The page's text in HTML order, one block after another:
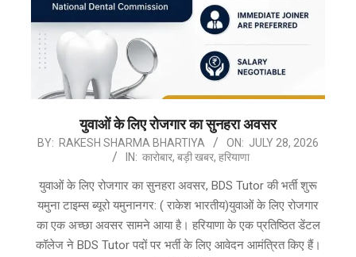
युवाओं के लिए रोजगार का सुनहरा अवसर
2026-
28
BY: RAKESH SHARMA BHARTIYA ON: JULY 28, 2026
IN: कारोबार, बड़ी खबर, हरियाणा
युवाओं के लिए रोजगार का सुनहरा अवसर, BDS Tutor की भर्ती शुरू
यमुना टाइम्स ब्यूरो यमुनानगर: ( राकेश भारतीय)युवाओं के लिए रोजगार
का एक अच्छा अवसर सामने आया है। हरियाणा के एक प्रतिष्ठित डेंटल
कॉलेज ने BDS Tutor पदों पर भर्ती के लिए आवेदन आमंत्रित किए हैं।